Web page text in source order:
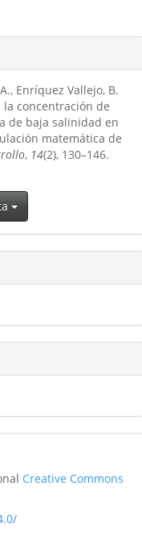
Enríquez Vallejo, B.
la concentración de
de baja salinidad en
matemática de
, 14(2), 130–146.
Creative Commons